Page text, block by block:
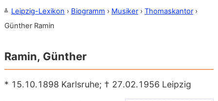
Leipzig-Lexikon › Biogramm › Musiker› Thomaskantor›
Günther Ramin
Ramin, Günther
* 15.10.1898 Karlsruhe; † 27.02.1956 Leipzig